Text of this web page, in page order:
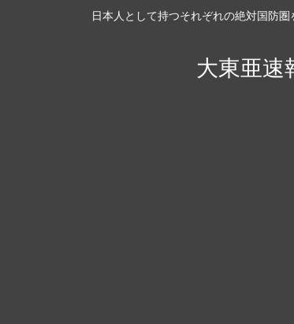
日本人として持つそれぞれの絶対国防圏
大東亜速